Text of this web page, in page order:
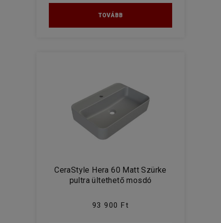
TOVÁBB
CeraStyle Hera 60 Matt Szürke
pultra ültethető mosdó
93 900 Ft